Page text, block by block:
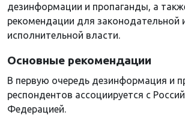
дезинформации и пропаганды, а
рекомендации для законодательной
исполнительной власти.
Основные рекомендации
В первую очередь дезинформация и
респондентов ассоциируется с
Федерацией.